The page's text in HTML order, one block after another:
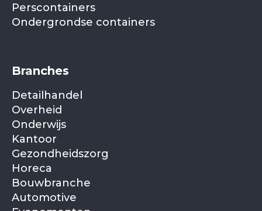
Perscontainers
Ondergrondse containers
Branches
Detailhandel
Overheid
Onderwijs
Kantoor
Gezondheidszorg
Horeca
Bouwbranche
Automotive